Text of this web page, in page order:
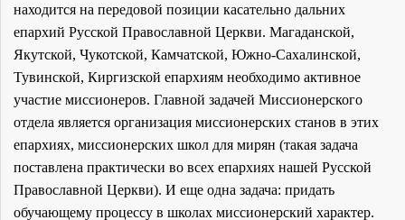
находится на передовой позиции касательно дальних
епархий Русской Православной Церкви. Магаданской,
Якутской, Чукотской, Камчатской, Южно-Сахалинской,
Тувинской, Киргизской епархиям необходимо активное
участие миссионеров. Главной задачей Миссионерского
отдела является организация миссионерских станов в этих
епархиях, миссионерских школ для мирян (такая задача
поставлена практически во всех епархиях нашей Русской
Православной Церкви). И еще одна задача: придать
обучающему процессу в школах миссионерский характер.